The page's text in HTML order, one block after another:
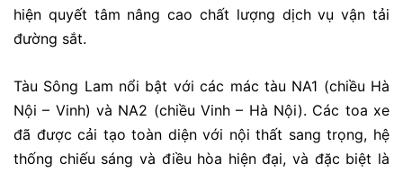
hiện quyết tâm nâng cao chất lượng dịch vụ vận tải
đường sắt.
Tàu Sông Lam nổi bật với các mác tàu NA1 (chiều Hà
Nội – Vinh) và NA2 (chiều Vinh – Hà Nội). Các toa xe
đã được cải tạo toàn diện với nội thất sang trọng, hệ
thống chiếu sáng và điều hòa hiện đại, và đặc biệt là